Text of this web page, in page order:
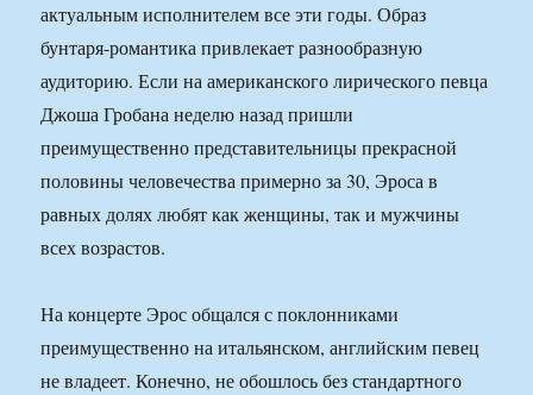
актуальным исполнителем все эти годы. Образ
бунтаря-романтика привлекает разнообразную
аудиторию. Если на американского лирического певца
Джоша Гробана неделю назад пришли
преимущественно представительницы прекрасной
половины человечества примерно за 30, Эроса в
равных долях любят как женщины, так и мужчины
всех возрастов.
На концерте Эрос общался с поклонниками
преимущественно на итальянском, английским певец
не владеет. Конечно, не обошлось без стандартного